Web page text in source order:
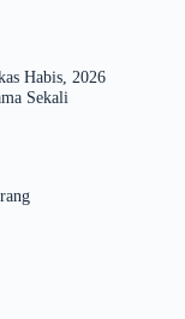
Habis, 2026
Sekali